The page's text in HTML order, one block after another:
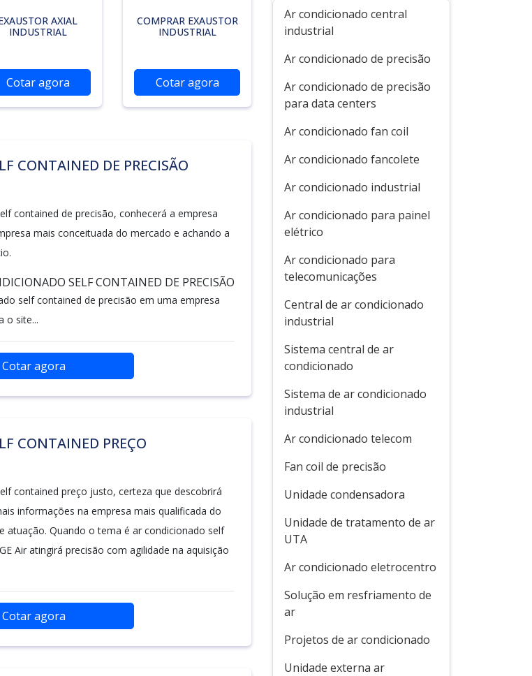
AXIAL
INDUSTRIAL
Cotar agora
COMPRAR EXAUSTOR
INDUSTRIAL
Cotar agora
CONTAINED DE PRECISÃO
contained de precisão, conhecerá a empresa
mais conceituada do mercado e achando a
SELF CONTAINED DE PRECISÃO
self contained de precisão em uma empresa
o site...
Cotar agora
CONTAINED PREÇO
contained preço justo, certeza que descobrirá
informações na empresa mais qualificada do
atuação. Quando o tema é ar condicionado self
Air atingirá precisão com agilidade na aquisição
Cotar agora
Ar condicionado central
industrial
Ar condicionado de precisão
Ar condicionado de precisão
para data centers
Ar condicionado fan coil
Ar condicionado fancolete
Ar condicionado industrial
Ar condicionado para painel
elétrico
Ar condicionado para
telecomunicações
Central de ar condicionado
industrial
Sistema central de ar
condicionado
Sistema de ar condicionado
industrial
Ar condicionado telecom
Fan coil de precisão
Unidade condensadora
Unidade de tratamento de ar
UTA
Ar condicionado eletrocentro
Solução em resfriamento de
ar
Projetos de ar condicionado
Unidade externa ar